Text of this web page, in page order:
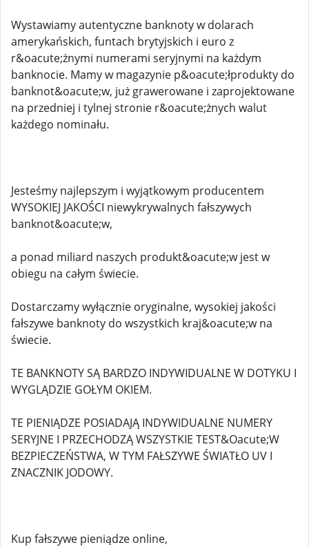
Wystawiamy autentyczne banknoty w dolarach
amerykańskich, funtach brytyjskich i euro z
r&oacute;żnymi numerami seryjnymi na każdym
banknocie. Mamy w magazynie p&oacute;łprodukty do
banknot&oacute;w, już grawerowane i zaprojektowane
na przedniej i tylnej stronie r&oacute;żnych walut
każdego nominału.
Jesteśmy najlepszym i wyjątkowym producentem
WYSOKIEJ JAKOŚCI niewykrywalnych fałszywych
banknot&oacute;w,
a ponad miliard naszych produkt&oacute;w jest w
obiegu na całym świecie.
Dostarczamy wyłącznie oryginalne, wysokiej jakości
fałszywe banknoty do wszystkich kraj&oacute;w na
świecie.
TE BANKNOTY SĄ BARDZO INDYWIDUALNE W DOTYKU I
WYGLĄDZIE GOŁYM OKIEM.
TE PIENIĄDZE POSIADAJĄ INDYWIDUALNE NUMERY
SERYJNE I PRZECHODZĄ WSZYSTKIE TEST&Oacute;W
BEZPIECZEŃSTWA, W TYM FAŁSZYWE ŚWIATŁO UV I
ZNACZNIK JODOWY.
Kup fałszywe pieniądze online,